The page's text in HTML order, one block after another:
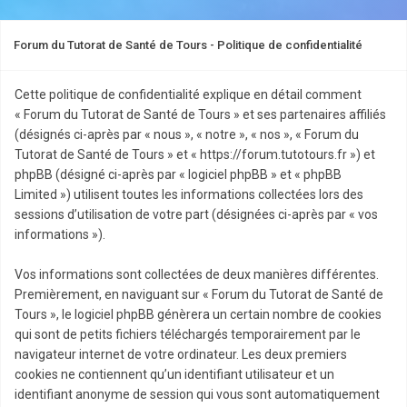
Forum du Tutorat de Santé de Tours - Politique de confidentialité
Cette politique de confidentialité explique en détail comment
« Forum du Tutorat de Santé de Tours » et ses partenaires affiliés
(désignés ci-après par « nous », « notre », « nos », « Forum du
Tutorat de Santé de Tours » et « https://forum.tutotours.fr ») et
phpBB (désigné ci-après par « logiciel phpBB » et « phpBB
Limited ») utilisent toutes les informations collectées lors des
sessions d’utilisation de votre part (désignées ci-après par « vos
informations »).
Vos informations sont collectées de deux manières différentes.
Premièrement, en naviguant sur « Forum du Tutorat de Santé de
Tours », le logiciel phpBB génèrera un certain nombre de cookies
qui sont de petits fichiers téléchargés temporairement par le
navigateur internet de votre ordinateur. Les deux premiers
cookies ne contiennent qu’un identifiant utilisateur et un
identifiant anonyme de session qui vous sont automatiquement